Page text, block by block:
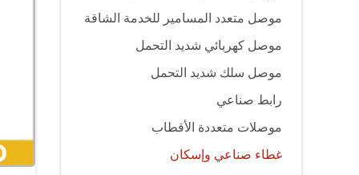
موصل متعدد المسامير للخدمة الشاقة
موصل كهربائي شديد التحمل
موصل سلك شديد التحمل
رابط صناعي
موصلات متعددة الأقطاب
غطاء صناعي وإسكان